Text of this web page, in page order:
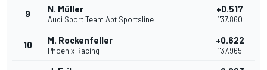
9 N. Müller
Audi Sport Team Abt Sportsline
+0.517
1'37.860
10 M. Rockenfeller
Phoenix Racing
+0.622
1'37.965